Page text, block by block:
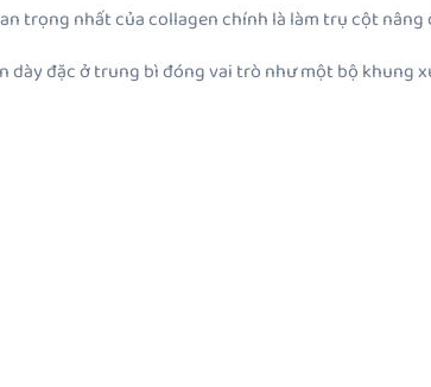
trọng nhất của collagen chính là làm trụ cột nâng
dày đặc ở trung bì đóng vai trò như một bộ khung